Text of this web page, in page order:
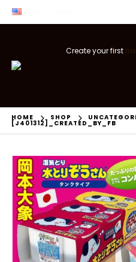
Create your first
HOME SHOP
[J401312]_CREATED_BY_FB